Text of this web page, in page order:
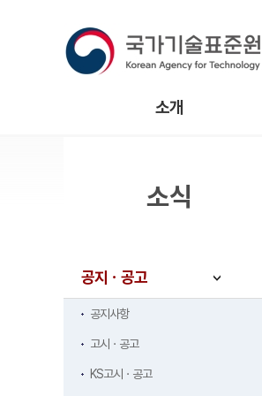
소개
소식
공지ㆍ공고
공지사항
고시ㆍ공고
KS고시ㆍ공고